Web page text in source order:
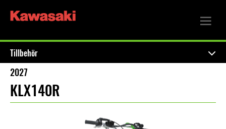
Tillbehör
2027
KLX140R